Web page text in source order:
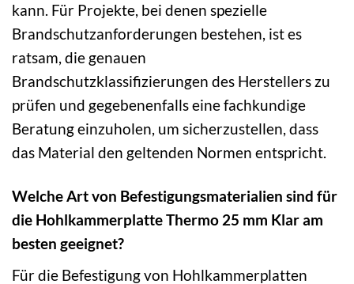
kann. Für Projekte, bei denen spezielle
Brandschutzanforderungen bestehen, ist es
ratsam, die genauen
Brandschutzklassifizierungen des Herstellers zu
prüfen und gegebenenfalls eine fachkundige
Beratung einzuholen, um sicherzustellen, dass
das Material den geltenden Normen entspricht.
Welche Art von Befestigungsmaterialien sind für
die Hohlkammerplatte Thermo 25 mm Klar am
besten geeignet?
Für die Befestigung von Hohlkammerplatten